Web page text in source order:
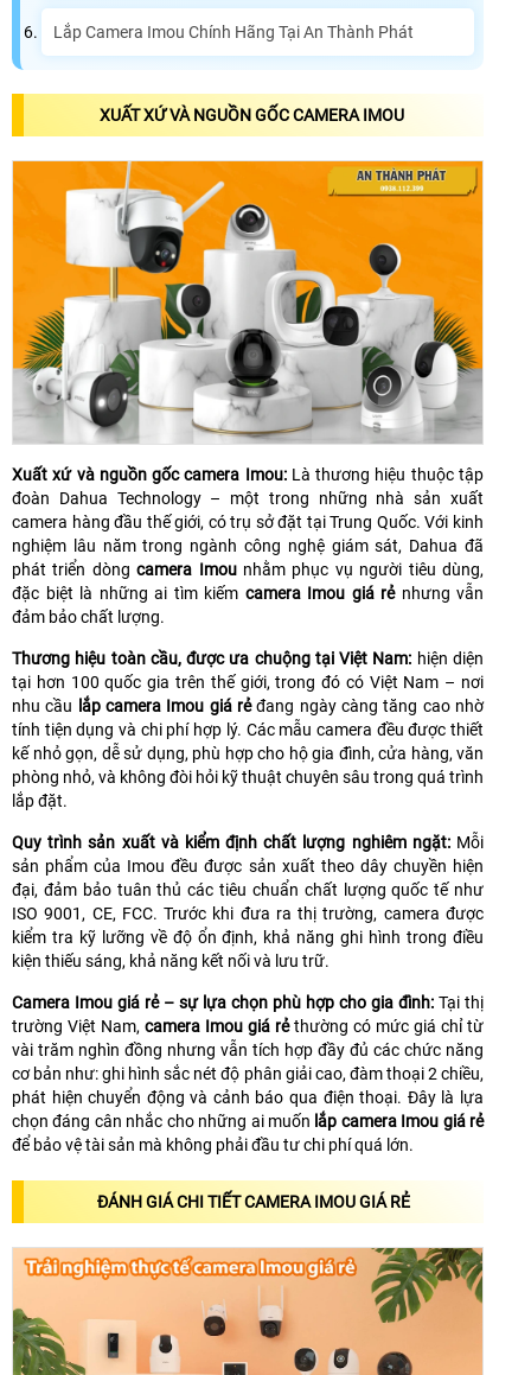
Lắp Camera Imou Chính Hãng Tại An Thành Phát
XUẤT XỨ VÀ NGUỒN GỐC CAMERA IMOU
Xuất xứ và nguồn gốc camera Imou:Là thương hiệu thuộc tập
đoàn Dahua Technology – một trong những nhà sản xuất
camera hàng đầu thế giới, có trụ sở đặt tại Trung Quốc. Với kinh
nghiệm lâu năm trong ngành công nghệ giám sát, Dahua đã
phát triển dòngcamera Imounhằm phục vụ người tiêu dùng,
đặc biệt là những ai tìm kiếm camera Imou giá rẻ nhưng vẫn
đảm bảo chất lượng.
Thương hiệu toàn cầu, được ưa chuộng tại Việt Nam: hiện diện
tại hơn 100 quốc gia trên thế giới, trong đó có Việt Nam – nơi
nhu cầu lắp camera Imou giá rẻđang ngày càng tăng cao nhờ
tính tiện dụng và chi phí hợp lý. Các mẫu camera đều được thiết
kế nhỏ gọn, dễ sử dụng, phù hợp cho hộ gia đình, cửa hàng, văn
phòng nhỏ, và không đòi hỏi kỹ thuật chuyên sâu trong quá trình
lắp đặt.
Quy trình sản xuất và kiểm định chất lượng nghiêm ngặt:Mỗi
sản phẩm của Imou đều được sản xuất theo dây chuyền hiện
đại, đảm bảo tuân thủ các tiêu chuẩn chất lượng quốc tế như
ISO 9001, CE, FCC. Trước khi đưa ra thị trường, camera được
kiểm tra kỹ lưỡng về độ ổn định, khả năng ghi hình trong điều
kiện thiếu sáng, khả năng kết nối và lưu trữ.
Camera Imou giá rẻ – sự lựa chọn phù hợp cho gia đình: Tại thị
trường Việt Nam, camera Imou giá rẻthường có mức giá chỉ từ
vài trăm nghìn đồng nhưng vẫn tích hợp đầy đủ các chức năng
cơ bản như: ghi hình sắc nét độ phân giải cao, đàm thoại 2 chiều,
phát hiện chuyển động và cảnh báo qua điện thoại. Đây là lựa
chọn đáng cân nhắc cho những ai muốn lắp camera Imou giá rẻ
để bảo vệ tài sản mà không phải đầu tư chi phí quá lớn.
ĐÁNH GIÁ CHI TIẾT CAMERA IMOU GIÁ RẺ